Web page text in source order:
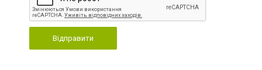
Відправити